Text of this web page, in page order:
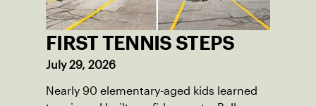
FIRST TENNIS STEPS
July 29, 2026
Nearly 90 elementary-aged kids learned